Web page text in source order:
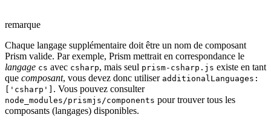
remarque
Chaque langage supplémentaire doit être un nom de composant
Prism valide. Par exemple, Prism mettrait en correspondance le
langage cs avec csharp, mais seul prism-csharp.js existe en tant
que composant, vous devez donc utiliser additionalLanguages:
['csharp'] . Vous pouvez consulter
node_modules/prismjs/components pour trouver tous les
composants (langages) disponibles.